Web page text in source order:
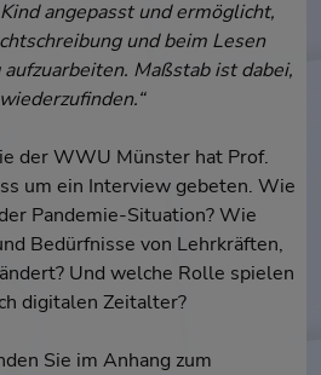
angepasst und ermöglicht,
und beim Lesen
Maßstab ist dabei,
der WWU Münster hat Prof.
um ein Interview gebeten. Wie
Pandemie-Situation? Wie
Bedürfnisse von Lehrkräften,
Und welche Rolle spielen
digitalen Zeitalter?
Sie im Anhang zum